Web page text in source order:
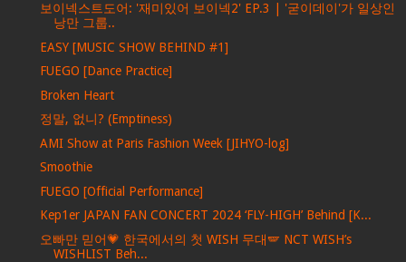
보이넥스트도어: '재미있어 보이넥2' EP.3 | '굳이데이'가 일상인
낭만 그룹..
EASY [MUSIC SHOW BEHIND #1]
FUEGO [Dance Practice]
Broken Heart
정말, 없니? (Emptiness)
AMI Show at Paris Fashion Week [JIHYO-log]
Smoothie
FUEGO [Official Performance]
Kep1er JAPAN FAN CONCERT 2024 ‘FLY-HIGH’ Behind [K...
오빠만 믿어💗 한국에서의 첫 WISH 무대🪽 NCT WISH’s
WISHLIST Beh...